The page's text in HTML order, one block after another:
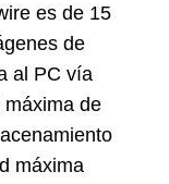
es de 15
de
al PC vía
máxima de
máxima